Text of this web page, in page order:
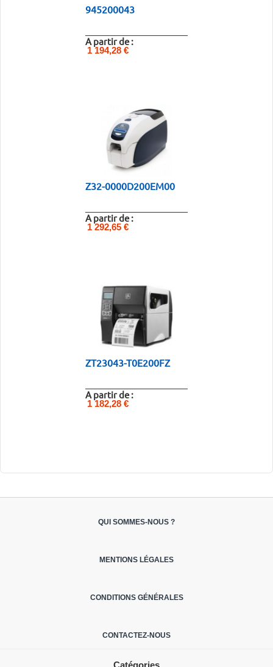
945200043
A partir de :
1 194,28 €
Z32-0000D200EM00
A partir de :
1 292,65 €
ZT23043-T0E200FZ
A partir de :
1 182,28 €
QUI SOMMES-NOUS ?
MENTIONS LÉGALES
CONDITIONS GÉNÉRALES
CONTACTEZ-NOUS
Catégories